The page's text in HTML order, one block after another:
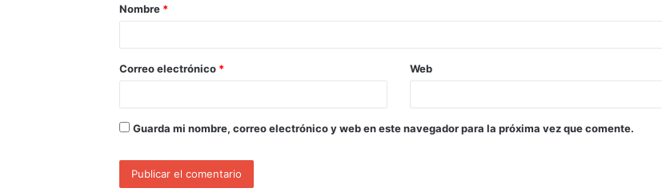
Nombre *
Correo electrónico * Web
Guarda mi nombre, correo electrónico y web en este navegador para la próxima vez que comente.